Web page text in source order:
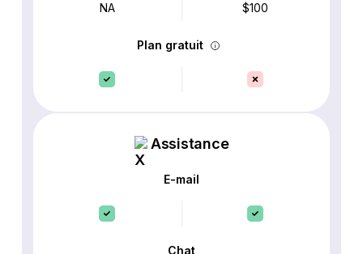
NA $100
Plan gratuit
Assistance
E-mail
Chat